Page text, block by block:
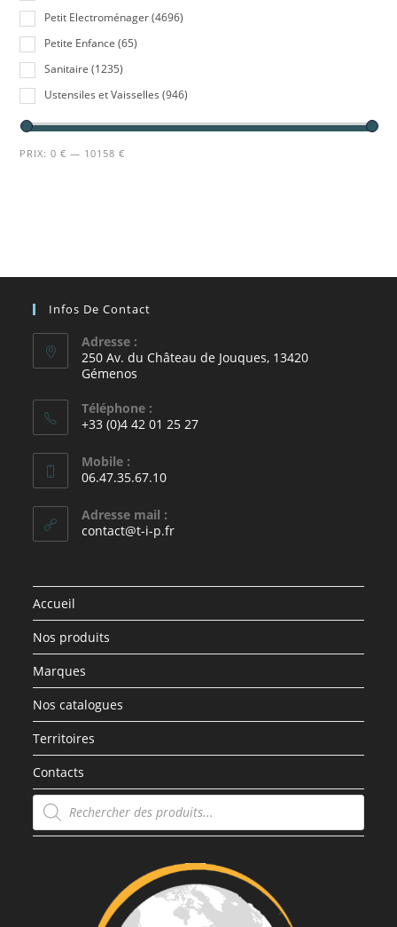
Petit Electroménager (4696)
Petite Enfance (65)
Sanitaire (1235)
Ustensiles et Vaisselles (946)
PRIX:0 € — 10158 €
Infos De Contact
Adresse :
250 Av. du Château de Jouques, 13420
Gémenos
Téléphone :
+33 (0)4 42 01 25 27
Mobile :
06.47.35.67.10
Adresse mail :
contact@t-i-p.fr
Accueil
Nos produits
Marques
Nos catalogues
Territoires
Contacts
Recherche
de
produits